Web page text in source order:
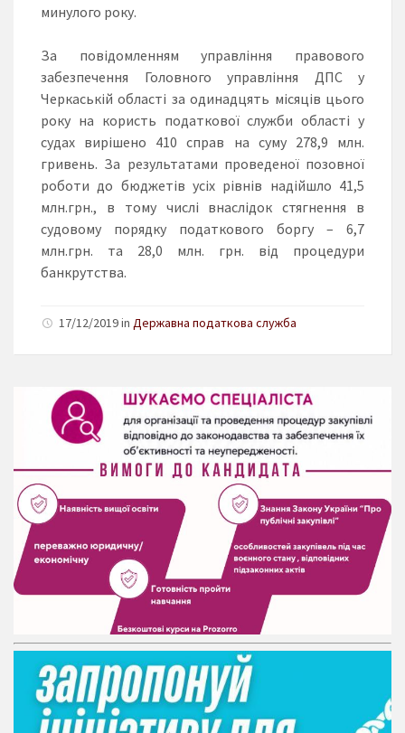
минулого року.
За повідомленням управління правового
забезпечення Головного управління ДПС у
Черкаській області за одинадцять місяців цього
року на користь податкової служби області у
судах вирішено 410 справ на суму 278,9 млн.
гривень. За результатами проведеної позовної
роботи до бюджетів усіх рівнів надійшло 41,5
млн.грн., в тому числі внаслідок стягнення в
судовому порядку податкового боргу – 6,7
млн.грн. та 28,0 млн. грн. від процедури
банкрутства.
17/12/2019 in Державна податкова служба